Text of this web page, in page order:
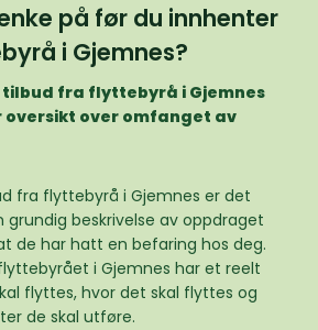
på før du innhenter
i Gjemnes?
tilbud fra flyttebyrå i Gjemnes
oversikt over omfanget av
fra flyttebyrå i Gjemnes er det
beskrivelse av oppdraget
de har hatt en befaring hos deg.
i Gjemnes har et reelt
flyttes, hvor det skal flyttes og
de skal utføre.